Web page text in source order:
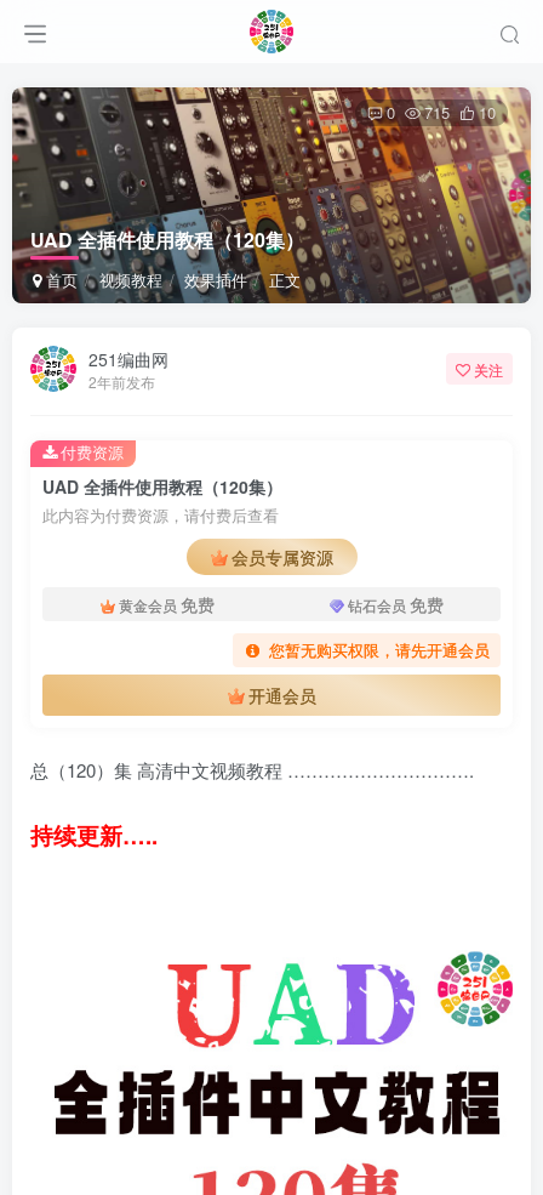
UAD 全插件使用教程（120集）
首页 视频教程 效果插件 正文
0 715 10
251编曲网
2年前发布
关注
UAD 全插件使用教程（120集）
此内容为付费资源，请付费后查看
会员专属资源
黄金会员 免费 钻石会员 免费
您暂无购买权限，请先开通会员
开通会员
付费资源
总（120）集 高清中文视频教程 ………………………….
持续更新…..